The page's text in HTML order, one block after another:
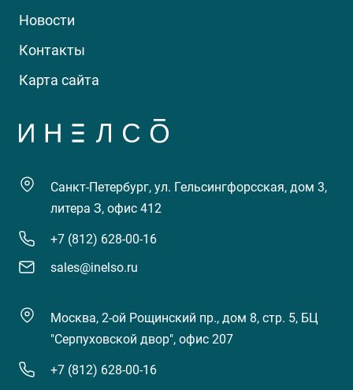
Новости
Контакты
Карта сайта
Санкт-Петербург, ул. Гельсингфорсская, дом 3,
литера З, офис 412
+7 (812) 628-00-16
sales@inelso.ru
Москва, 2-ой Рощинский пр., дом 8, стр. 5, БЦ
"Серпуховской двор", офис 207
+7 (812) 628-00-16